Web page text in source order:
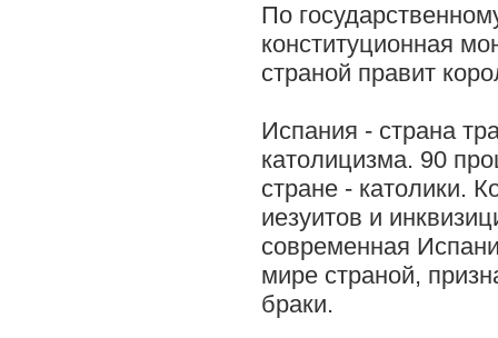
По
конституционная
страной правит
Испания - страна
католицизма. 90
стране - католики.
иезуитов и
современная
мире страной,
браки.